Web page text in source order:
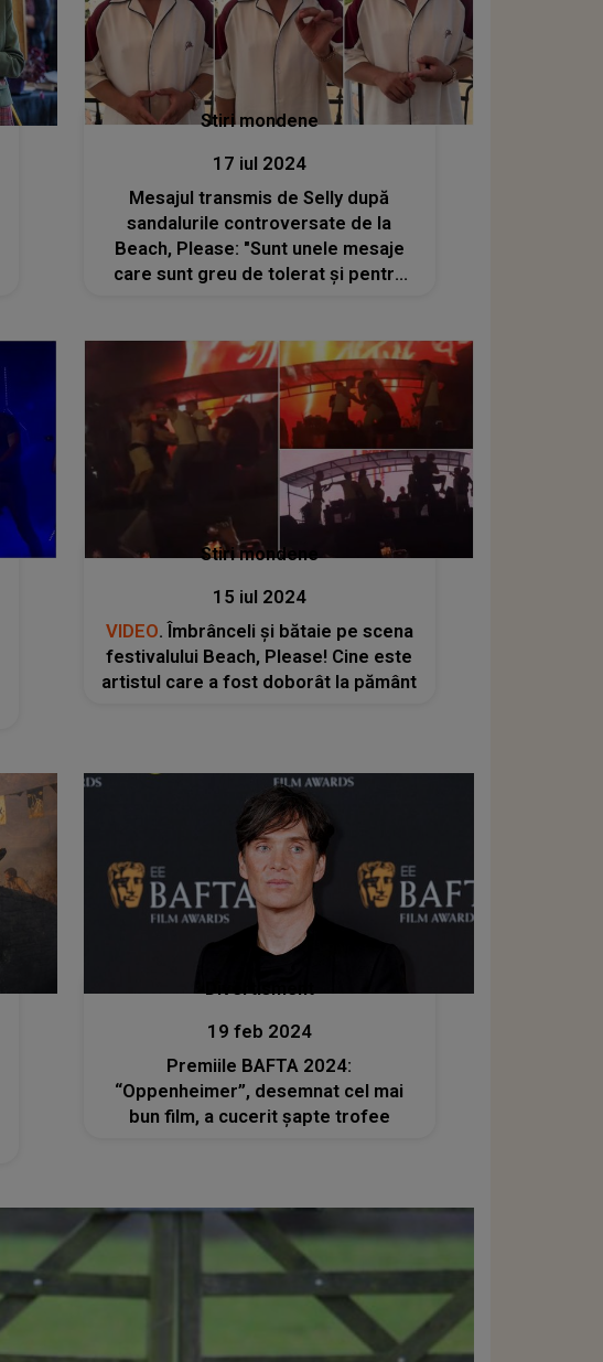
Stiri mondene
17 iul 2024
Mesajul transmis de Selly după
sandalurile controversate de la
Beach, Please: "Sunt unele mesaje
care sunt greu de tolerat și pentru
Stiri mondene
15 iul 2024
VIDEO. Îmbrânceli și bătaie pe scena
festivalului Beach, Please! Cine este
artistul care a fost doborât la pământ
Divertisment
19 feb 2024
Premiile BAFTA 2024:
“Oppenheimer”, desemnat cel mai
bun film, a cucerit şapte trofee